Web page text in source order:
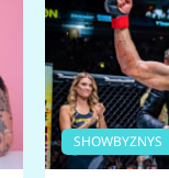
SHOWBYZNYS